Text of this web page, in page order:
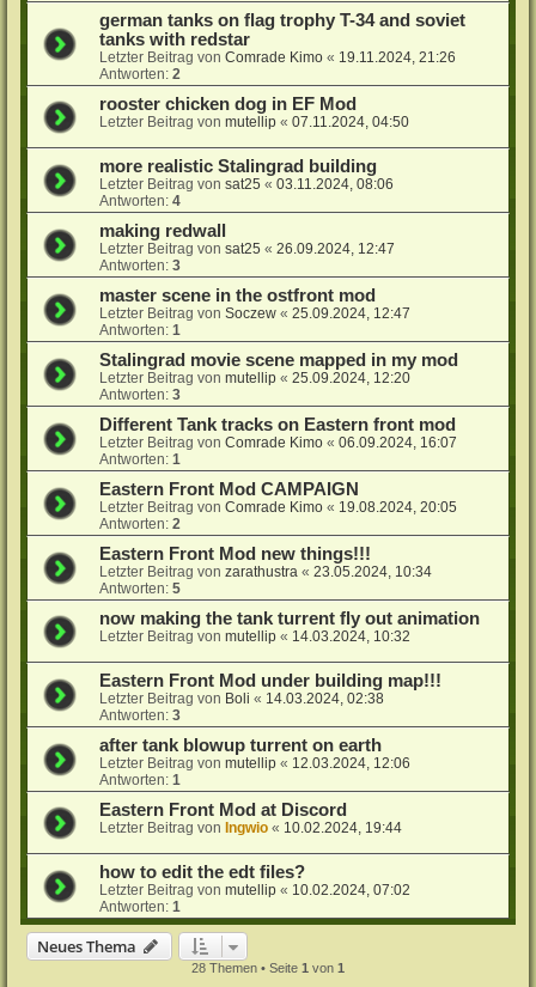
german tanks on flag trophy T-34 and soviet
tanks with redstar
Letzter Beitrag vonComrade Kimo « 19.11.2024, 21:26
Antworten:2
rooster chicken dog in EF Mod
Letzter Beitrag vonmutellip «07.11.2024, 04:50
more realistic Stalingrad building
Letzter Beitrag vonsat25 «03.11.2024, 08:06
Antworten:4
making redwall
Letzter Beitrag vonsat25 «26.09.2024, 12:47
Antworten:3
master scene in the ostfront mod
Letzter Beitrag vonSoczew «25.09.2024, 12:47
Antworten:1
Stalingrad movie scene mapped in my mod
Letzter Beitrag vonmutellip «25.09.2024, 12:20
Antworten:3
Different Tank tracks on Eastern front mod
Letzter Beitrag vonComrade Kimo «06.09.2024, 16:07
Antworten:1
Eastern Front Mod CAMPAIGN
Letzter Beitrag vonComrade Kimo « 19.08.2024, 20:05
Antworten:2
Eastern Front Mod new things!!!
Letzter Beitrag vonzarathustra «23.05.2024, 10:34
Antworten:5
now making the tank turrent fly out animation
Letzter Beitrag vonmutellip « 14.03.2024, 10:32
Eastern Front Mod under building map!!!
Letzter Beitrag von Boli « 14.03.2024, 02:38
Antworten:3
after tank blowup turrent on earth
Letzter Beitrag vonmutellip « 12.03.2024, 12:06
Antworten:1
Eastern Front Mod at Discord
Letzter Beitrag von Ingwio « 10.02.2024, 19:44
how to edit the edt files?
Letzter Beitrag vonmutellip « 10.02.2024, 07:02
Antworten:1
Neues Thema
28 Themen • Seite 1 von 1